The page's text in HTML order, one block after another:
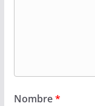
Nombre*